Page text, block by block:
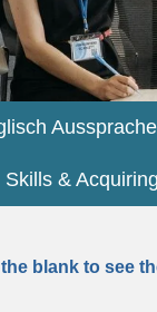
Skills &
blank to see